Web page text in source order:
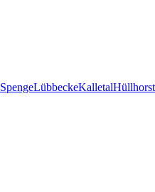
SpengeLübbeckeKalletalHüllhorst